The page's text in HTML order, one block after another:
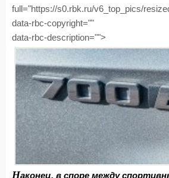
full="https://s0.rbk.ru/v6_top_pics/
data-rbc-copyright=""
data-rbc-description="">
Наконец, в споре между